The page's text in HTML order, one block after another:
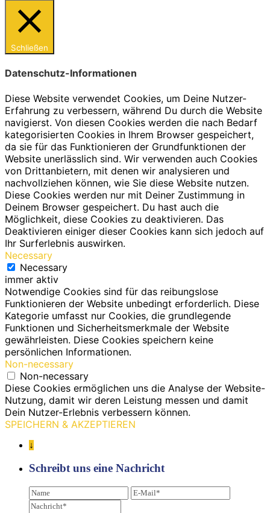
Schließen
Datenschutz-Informationen
Diese Website verwendet Cookies, um Deine Nutzer-
Erfahrung zu verbessern, während Du durch die Website
navigierst. Von diesen Cookies werden die nach Bedarf
kategorisierten Cookies in Ihrem Browser gespeichert,
da sie für das Funktionieren der Grundfunktionen der
Website unerlässlich sind. Wir verwenden auch Cookies
von Drittanbietern, mit denen wir analysieren und
nachvollziehen können, wie Sie diese Website nutzen.
Diese Cookies werden nur mit Deiner Zustimmung in
Deinem Browser gespeichert. Du hast auch die
Möglichkeit, diese Cookies zu deaktivieren. Das
Deaktivieren einiger dieser Cookies kann sich jedoch auf
Ihr Surferlebnis auswirken.
Necessary
Necessary
immer aktiv
Notwendige Cookies sind für das reibungslose
Funktionieren der Website unbedingt erforderlich. Diese
Kategorie umfasst nur Cookies, die grundlegende
Funktionen und Sicherheitsmerkmale der Website
gewährleisten. Diese Cookies speichern keine
persönlichen Informationen.
Non-necessary
Non-necessary
Diese Cookies ermöglichen uns die Analyse der Website-
Nutzung, damit wir deren Leistung messen und damit
Dein Nutzer-Erlebnis verbessern können.
SPEICHERN & AKZEPTIEREN
↓
Schreibt uns eine Nachricht